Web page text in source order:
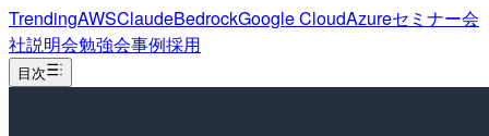
TrendingAWSClaudeBedrockGoogle CloudAzureセミナー会
社説明会勉強会事例採用
目次